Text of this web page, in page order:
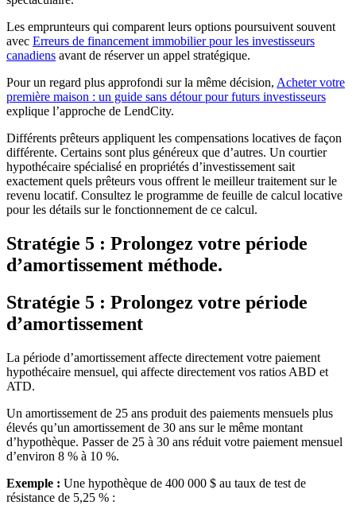
Les emprunteurs qui comparent leurs options poursuivent souvent
avec Erreurs de financement immobilier pour les investisseurs
canadiens avant de réserver un appel stratégique.
Pour un regard plus approfondi sur la même décision, Acheter votre
première maison : un guide sans détour pour futurs investisseurs
explique l’approche de LendCity.
Différents prêteurs appliquent les compensations locatives de façon
différente. Certains sont plus généreux que d’autres. Un courtier
hypothécaire spécialisé en propriétés d’investissement sait
exactement quels prêteurs vous offrent le meilleur traitement sur le
revenu locatif. Consultez le programme de feuille de calcul locative
pour les détails sur le fonctionnement de ce calcul.
Stratégie 5 : Prolongez votre période
d’amortissement méthode.
Stratégie 5 : Prolongez votre période
d’amortissement
La période d’amortissement affecte directement votre paiement
hypothécaire mensuel, qui affecte directement vos ratios ABD et
ATD.
Un amortissement de 25 ans produit des paiements mensuels plus
élevés qu’un amortissement de 30 ans sur le même montant
d’hypothèque. Passer de 25 à 30 ans réduit votre paiement mensuel
d’environ 8 % à 10 %.
Exemple : Une hypothèque de 400 000 $ au taux de test de
résistance de 5,25 % :